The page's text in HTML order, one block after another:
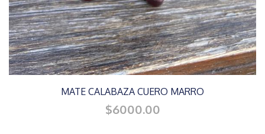
MATE CALABAZA CUERO MARRO
$6000.00